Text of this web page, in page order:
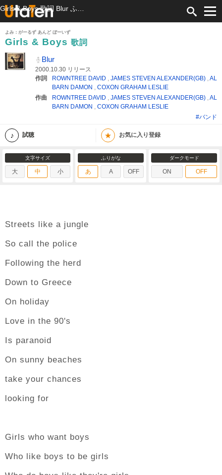
よみ：がーるず あんど ぼーいず
Girls & Boys 歌詞
Blur
2000.10.30 リリース
作詞
ROWNTREE DAVID , JAMES STEVEN ALEXANDER(GB) ,AL
BARN DAMON , COXON GRAHAM LESLIE
作曲
ROWNTREE DAVID , JAMES STEVEN ALEXANDER(GB) ,AL
BARN DAMON , COXON GRAHAM LESLIE
#バンド
試聴 ★ お気に入り登録
文字サイズ
大 中 小
ふりがな
あ A OFF
ダークモード
ON OFF
Streets like a jungle
So call the police
Following the herd
Down to Greece
On holiday
Love in the 90's
Is paranoid
On sunny beaches
take your chances
looking for
Girls who want boys
Who like boys to be girls